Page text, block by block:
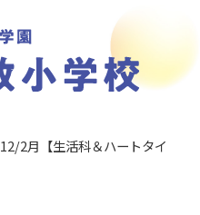
12/2月【生活科＆ハートタイ